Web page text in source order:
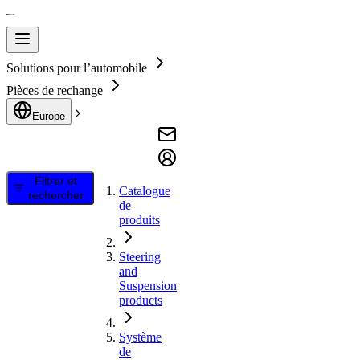
Solutions pour l’automobile
Pièces de rechange
Europe
Filtrer et
rechercher
Catalogue
de
produits
Steering
and
Suspension
products
Système
de